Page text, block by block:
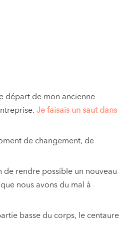
départ de mon ancienne
Je faisais un saut dans
de changement, de
de rendre possible un nouveau
que nous avons du mal à
basse du corps, le centaure